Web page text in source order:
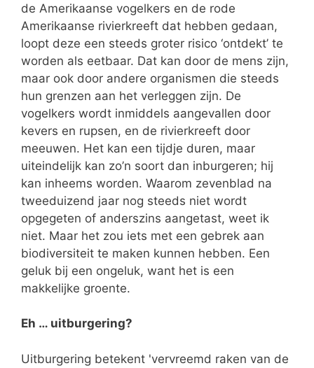
de Amerikaanse vogelkers en de rode
Amerikaanse rivierkreeft dat hebben gedaan,
loopt deze een steeds groter risico ‘ontdekt’ te
worden als eetbaar. Dat kan door de mens zijn,
maar ook door andere organismen die steeds
hun grenzen aan het verleggen zijn. De
vogelkers wordt inmiddels aangevallen door
kevers en rupsen, en de rivierkreeft door
meeuwen. Het kan een tijdje duren, maar
uiteindelijk kan zo’n soort dan inburgeren; hij
kan inheems worden. Waarom zevenblad na
tweeduizend jaar nog steeds niet wordt
opgegeten of anderszins aangetast, weet ik
niet. Maar het zou iets met een gebrek aan
biodiversiteit te maken kunnen hebben. Een
geluk bij een ongeluk, want het is een
makkelijke groente.
Eh … uitburgering?
Uitburgering betekent 'vervreemd raken van de